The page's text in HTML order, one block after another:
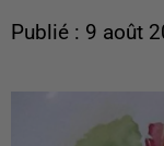
Publié : 9 août